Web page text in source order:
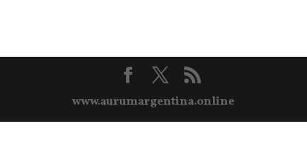
www.aurumargentina.online